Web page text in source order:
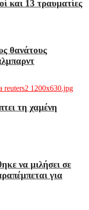
και 13 τραυματίες
θανάτους
τη χαμένη
να μιλήσει σε
για